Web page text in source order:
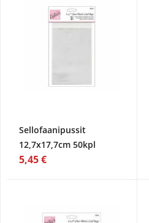
Sellofaanipussit
12,7x17,7cm 50kpl
5,45 €